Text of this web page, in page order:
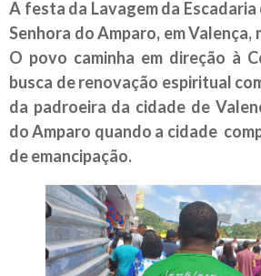
A festa da Lavagem da
Senhora do Amparo, em Valença,
O povo caminha em direção à
busca de renovação espiritual
da padroeira da cidade de
do Amparo quando a cidade
de emancipação.